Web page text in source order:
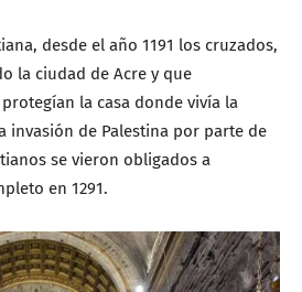
desde el año 1191 los cruzados,
la ciudad de Acre y que
la casa donde vivía la
invasión de Palestina por parte de
se vieron obligados a
en 1291.